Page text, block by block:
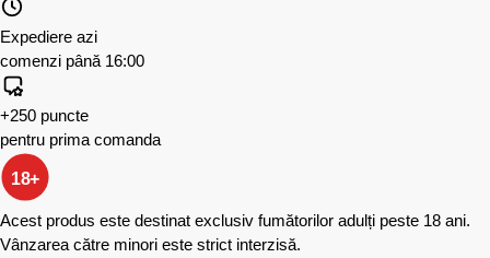
Expediere azi
comenzi până 16:00
+250 puncte
pentru prima comanda
18+
Acest produs este destinat exclusiv fumătorilor adulți peste 18 ani.
Vânzarea către minori este strict interzisă.